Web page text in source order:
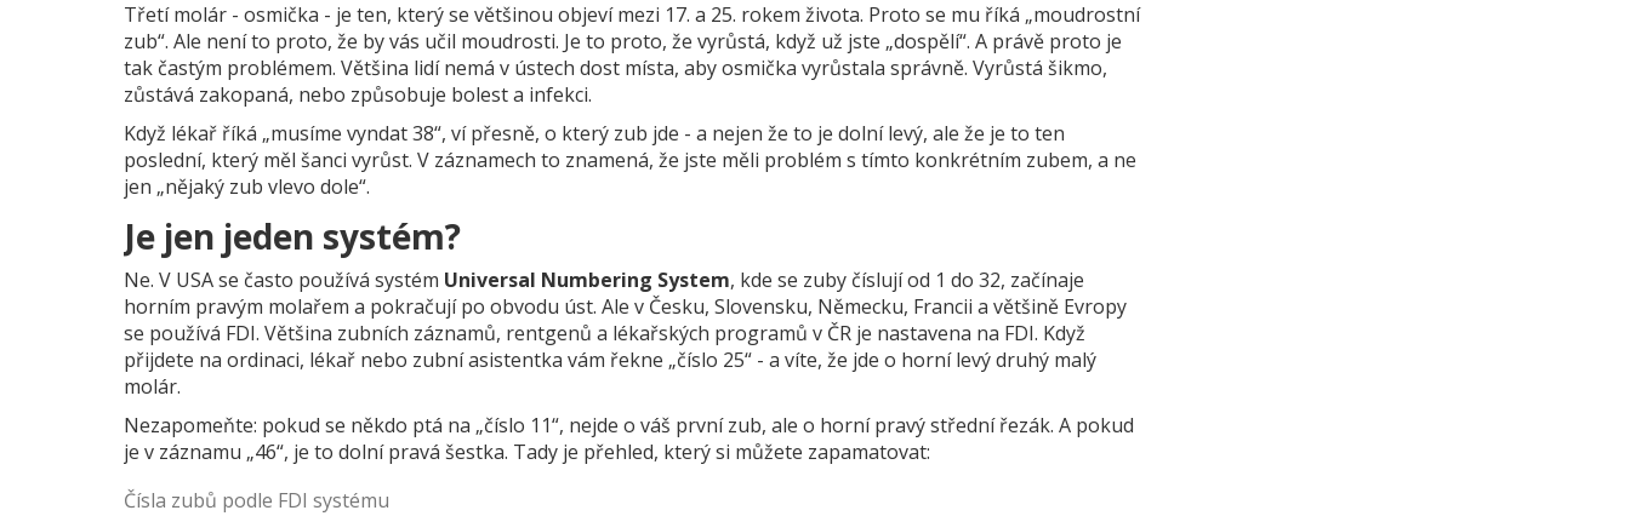
Třetí molár - osmička - je ten, který se většinou objeví mezi 17. a 25. rokem života. Proto se mu říká „moudrostní
zub“. Ale není to proto, že by vás učil moudrosti. Je to proto, že vyrůstá, když už jste „dospělí“. A právě proto je
tak častým problémem. Většina lidí nemá v ústech dost místa, aby osmička vyrůstala správně. Vyrůstá šikmo,
zůstává zakopaná, nebo způsobuje bolest a infekci.
Když lékař říká „musíme vyndat 38“, ví přesně, o který zub jde - a nejen že to je dolní levý, ale že je to ten
poslední, který měl šanci vyrůst. V záznamech to znamená, že jste měli problém s tímto konkrétním zubem, a ne
jen „nějaký zub vlevo dole“.
Je jen jeden systém?
Ne. V USA se často používá systém Universal Numbering System, kde se zuby číslují od 1 do 32, začínaje
horním pravým molařem a pokračují po obvodu úst. Ale v Česku, Slovensku, Německu, Francii a většině Evropy
se používá FDI. Většina zubních záznamů, rentgenů a lékařských programů v ČR je nastavena na FDI. Když
přijdete na ordinaci, lékař nebo zubní asistentka vám řekne „číslo 25“ - a víte, že jde o horní levý druhý malý
molár.
Nezapomeňte: pokud se někdo ptá na „číslo 11“, nejde o váš první zub, ale o horní pravý střední řezák. A pokud
je v záznamu „46“, je to dolní pravá šestka. Tady je přehled, který si můžete zapamatovat:
Čísla zubů podle FDI systému